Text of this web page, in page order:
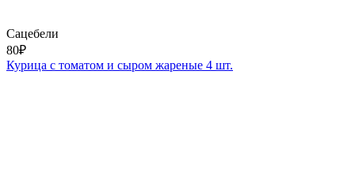
Сацебели
80₽
Курица с томатом и сыром жареные 4 шт.